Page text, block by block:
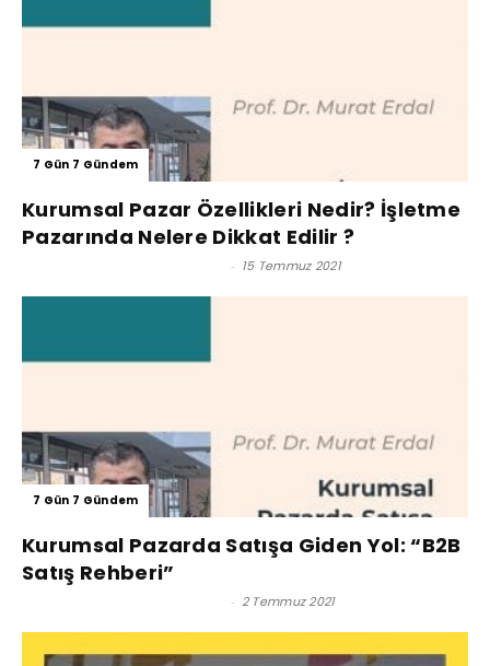
7 Gün 7 Gündem
Kurumsal Pazar Özellikleri Nedir? İşletme
Pazarında Nelere Dikkat Edilir ?
- 15 Temmuz 2021
7 Gün 7 Gündem
Kurumsal Pazarda Satışa Giden Yol: “B2B
Satış Rehberi”
- 2 Temmuz 2021